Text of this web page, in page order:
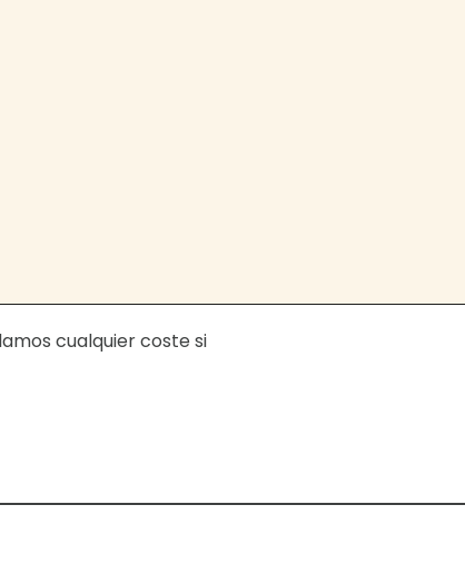
cualquier coste si